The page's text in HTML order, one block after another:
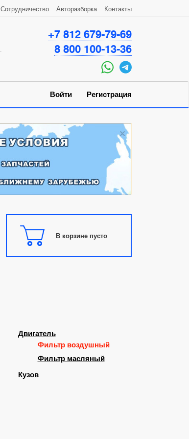
+7 812 679-79-69
8 800 100-13-36
Сотрудничество Авторазборка Контакты
Войти Регистрация
×
В корзине пусто
Двигатель
Фильтр воздушный
Фильтр масляный
Кузов